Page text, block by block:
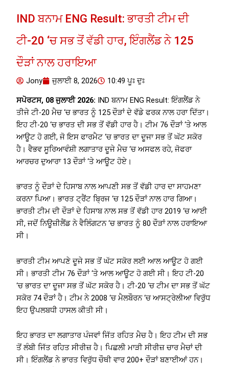
IND ਬਨਾਮ ENG Result: ਭਾਰਤੀ ਟੀਮ ਦੀ
ਟੀ-20 ‘ਚ ਸਭ ਤੋਂ ਵੱਡੀ ਹਾਰ, ਇੰਗਲੈਂਡ ਨੇ 125
ਦੌੜਾਂ ਨਾਲ ਹਰਾਇਆ
Jony ਜੁਲਾਈ 8, 2026 10:49 ਪੂਃ ਦੁਃ
ਸਪੋਰਟਸ, 08 ਜੁਲਾਈ 2026: IND ਬਨਾਮ ENG Result: ਇੰਗਲੈਂਡ ਨੇ
ਤੀਜੇ ਟੀ-20 ਮੈਚ ‘ਚ ਭਾਰਤ ਨੂੰ 125 ਦੌੜਾਂ ਦੇ ਵੱਡੇ ਫਰਕ ਨਾਲ ਹਰਾ ਦਿੱਤਾ।
ਇਹ ਟੀ-20 ‘ਚ ਭਾਰਤ ਦੀ ਸਭ ਤੋਂ ਵੱਡੀ ਹਾਰ ਹੈ। ਟੀਮ 76 ਦੌੜਾਂ ‘ਤੇ ਆਲ
ਆਊਟ ਹੋ ਗਈ, ਜੋ ਇਸ ਫਾਰਮੈਟ ‘ਚ ਭਾਰਤ ਦਾ ਦੂਜਾ ਸਭ ਤੋਂ ਘੱਟ ਸਕੋਰ
ਹੈ। ਵੈਭਵ ਸੂਰਿਆਵੰਸ਼ੀ ਲਗਾਤਾਰ ਦੂਜੇ ਮੈਚ ‘ਚ ਅਸਫਲ ਰਹੇ, ਜੋਫਰਾ
ਆਰਚਰ ਦੁਆਰਾ 13 ਦੌੜਾਂ ‘ਤੇ ਆਊਟ ਹੋਏ।
ਭਾਰਤ ਨੂੰ ਦੌੜਾਂ ਦੇ ਹਿਸਾਬ ਨਾਲ ਆਪਣੀ ਸਭ ਤੋਂ ਵੱਡੀ ਹਾਰ ਦਾ ਸਾਹਮਣਾ
ਕਰਨਾ ਪਿਆ। ਭਾਰਤ ਟ੍ਰੈਂਟ ਬ੍ਰਿਜ ‘ਚ 125 ਦੌੜਾਂ ਨਾਲ ਹਾਰ ਗਿਆ।
ਭਾਰਤੀ ਟੀਮ ਦੀ ਦੌੜਾਂ ਦੇ ਹਿਸਾਬ ਨਾਲ ਸਭ ਤੋਂ ਵੱਡੀ ਹਾਰ 2019 ‘ਚ ਆਈ
ਸੀ, ਜਦੋਂ ਨਿਊਜ਼ੀਲੈਂਡ ਨੇ ਵੈਲਿੰਗਟਨ ‘ਚ ਭਾਰਤ ਨੂੰ 80 ਦੌੜਾਂ ਨਾਲ ਹਰਾਇਆ
ਸੀ।
ਭਾਰਤੀ ਟੀਮ ਆਪਣੇ ਦੂਜੇ ਸਭ ਤੋਂ ਘੱਟ ਸਕੋਰ ਲਈ ਆਲ ਆਊਟ ਹੋ ਗਈ
ਸੀ। ਭਾਰਤੀ ਟੀਮ 76 ਦੌੜਾਂ ‘ਤੇ ਆਲ ਆਊਟ ਹੋ ਗਈ ਸੀ। ਇਹ ਟੀ-20
‘ਚ ਭਾਰਤ ਦਾ ਦੂਜਾ ਸਭ ਤੋਂ ਘੱਟ ਸਕੋਰ ਹੈ। ਟੀ-20 ‘ਚ ਟੀਮ ਦਾ ਸਭ ਤੋਂ ਘੱਟ
ਸਕੋਰ 74 ਦੌੜਾਂ ਹੈ। ਟੀਮ ਨੇ 2008 ‘ਚ ਮੈਲਬੌਰਨ ‘ਚ ਆਸਟ੍ਰੇਲੀਆ ਵਿਰੁੱਧ
ਇਹ ਉਪਲਬਧੀ ਹਾਸਲ ਕੀਤੀ ਸੀ।
ਇਹ ਭਾਰਤ ਦਾ ਲਗਾਤਾਰ ਪੰਜਵਾਂ ਜਿੱਤ ਰਹਿਤ ਮੈਚ ਹੈ। ਇਹ ਟੀਮ ਦੀ ਸਭ
ਤੋਂ ਲੰਬੀ ਜਿੱਤ ਰਹਿਤ ਸੀਰੀਜ਼ ਹੈ। ਪਿਛਲੀ ਮਾੜੀ ਸੀਰੀਜ਼ ਚਾਰ ਮੈਚਾਂ ਦੀ
ਸੀ। ਇੰਗਲੈਂਡ ਨੇ ਭਾਰਤ ਵਿਰੁੱਧ ਚੌਥੀ ਵਾਰ 200+ ਦੌੜਾਂ ਬਣਾਈਆਂ ਹਨ।